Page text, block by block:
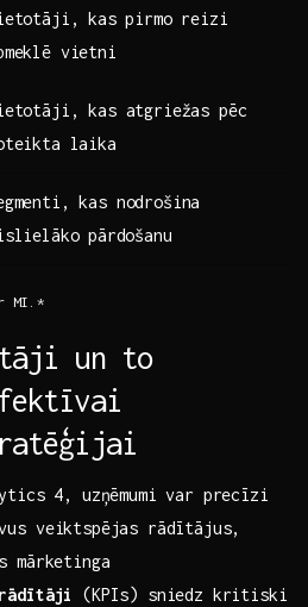
kas ⁣pirmo⁣ reizi
vietni
kas atgriežas pēc
laika
kas nodrošina
⁣pārdošanu
MI.*
un to
4, uzņēmumi var precīzi
veiktspējas rādītājus,
mārketinga
rādītāji
(KPIs) sniedz kritiski